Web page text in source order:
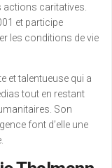
actions caritatives.
et participe
les conditions de vie
et talentueuse qui a
tout en restant
Son
font d’elle une